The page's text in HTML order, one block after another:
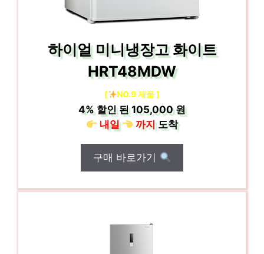
하이얼 미니냉장고 화이트
HRT48MDW
[ NO.9 제품 ]
4%할인 된105,000 원
내일
까지도착
구매 바로가기